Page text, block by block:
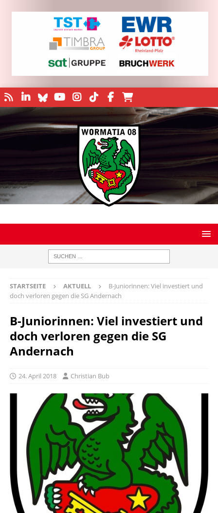
STARTSEITE AKTUELL
B-Juniorinnen: Viel investiert und
doch verloren gegen die SG Andernach
B-Juniorinnen: Viel investiert und
doch verloren gegen die SG
Andernach
24. April 2018 Christian Bub